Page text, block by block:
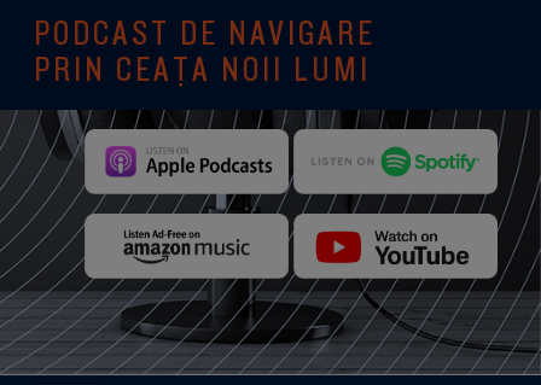
PODCAST DE NAVIGARE
PRIN CEAȚA NOII LUMI